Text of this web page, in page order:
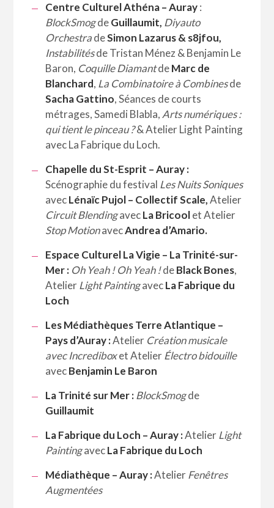
Centre Culturel Athéna – Auray:
BlockSmogdeGuillaumit, Diyauto
OrchestradeSimon Lazarus & s8jfou,
Instabilitésde Tristan Ménez & Benjamin Le
Baron, Coquille DiamantdeMarc de
Blanchard, La Combinatoire à Combinesde
Sacha Gattino, Séances de courts
métrages, Samedi Blabla, Arts numériques :
qui tient le pinceau ?& Atelier Light Painting
avec La Fabrique du Loch.
Chapelle du St-Esprit – Auray :
Scénographie du festival Les Nuits Soniques
avecLénaïc Pujol – Collectif Scale,Atelier
Circuit BlendingavecLa Bricoolet Atelier
Stop MotionavecAndrea d’Amario.
Espace Culturel La Vigie – La Trinité-sur-
Mer : Oh Yeah ! Oh Yeah !deBlack Bones,
AtelierLight PaintingavecLa Fabrique du
Loch
Les Médiathèques Terre Atlantique –
Pays d’Auray :Atelier Création musicale
avec Incrediboxet AtelierÉlectro bidouille
avecBenjamin Le Baron
La Trinité sur Mer :BlockSmogde
Guillaumit
La Fabrique du Loch – Auray :AtelierLight
PaintingavecLa Fabrique du Loch
Médiathèque – Auray :AtelierFenêtres
Augmentées